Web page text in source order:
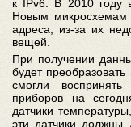
к IPv6. В 2010 году
Новым микросхемам
адреса, из-за их
вещей.
При получении
будет
смогли
приборов на
датчики
эти датчики должны